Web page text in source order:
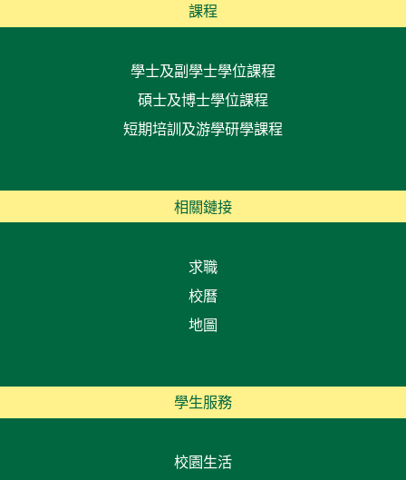
課程
學士及副學士學位課程
碩士及博士學位課程
短期培訓及游學研學課程
相關鏈接
求職
校曆
地圖
學生服務
校園生活